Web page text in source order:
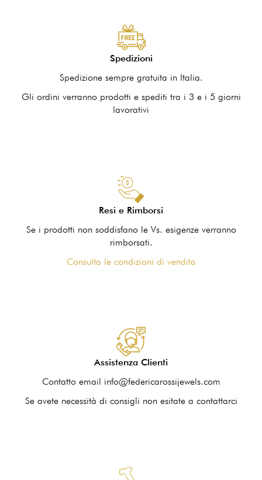
Spedizioni
Spedizione sempre gratuita in Italia.
Gli ordini verranno prodotti e spediti tra i 3 e i 5 giorni
lavorativi
Resi e Rimborsi
Se i prodotti non soddisfano le Vs. esigenze verranno
rimborsati.
Consulta le condizioni di vendita
Assistenza Clienti
Contatto email info@federicarossijewels.com
Se avete necessità di consigli non esitate a contattarci